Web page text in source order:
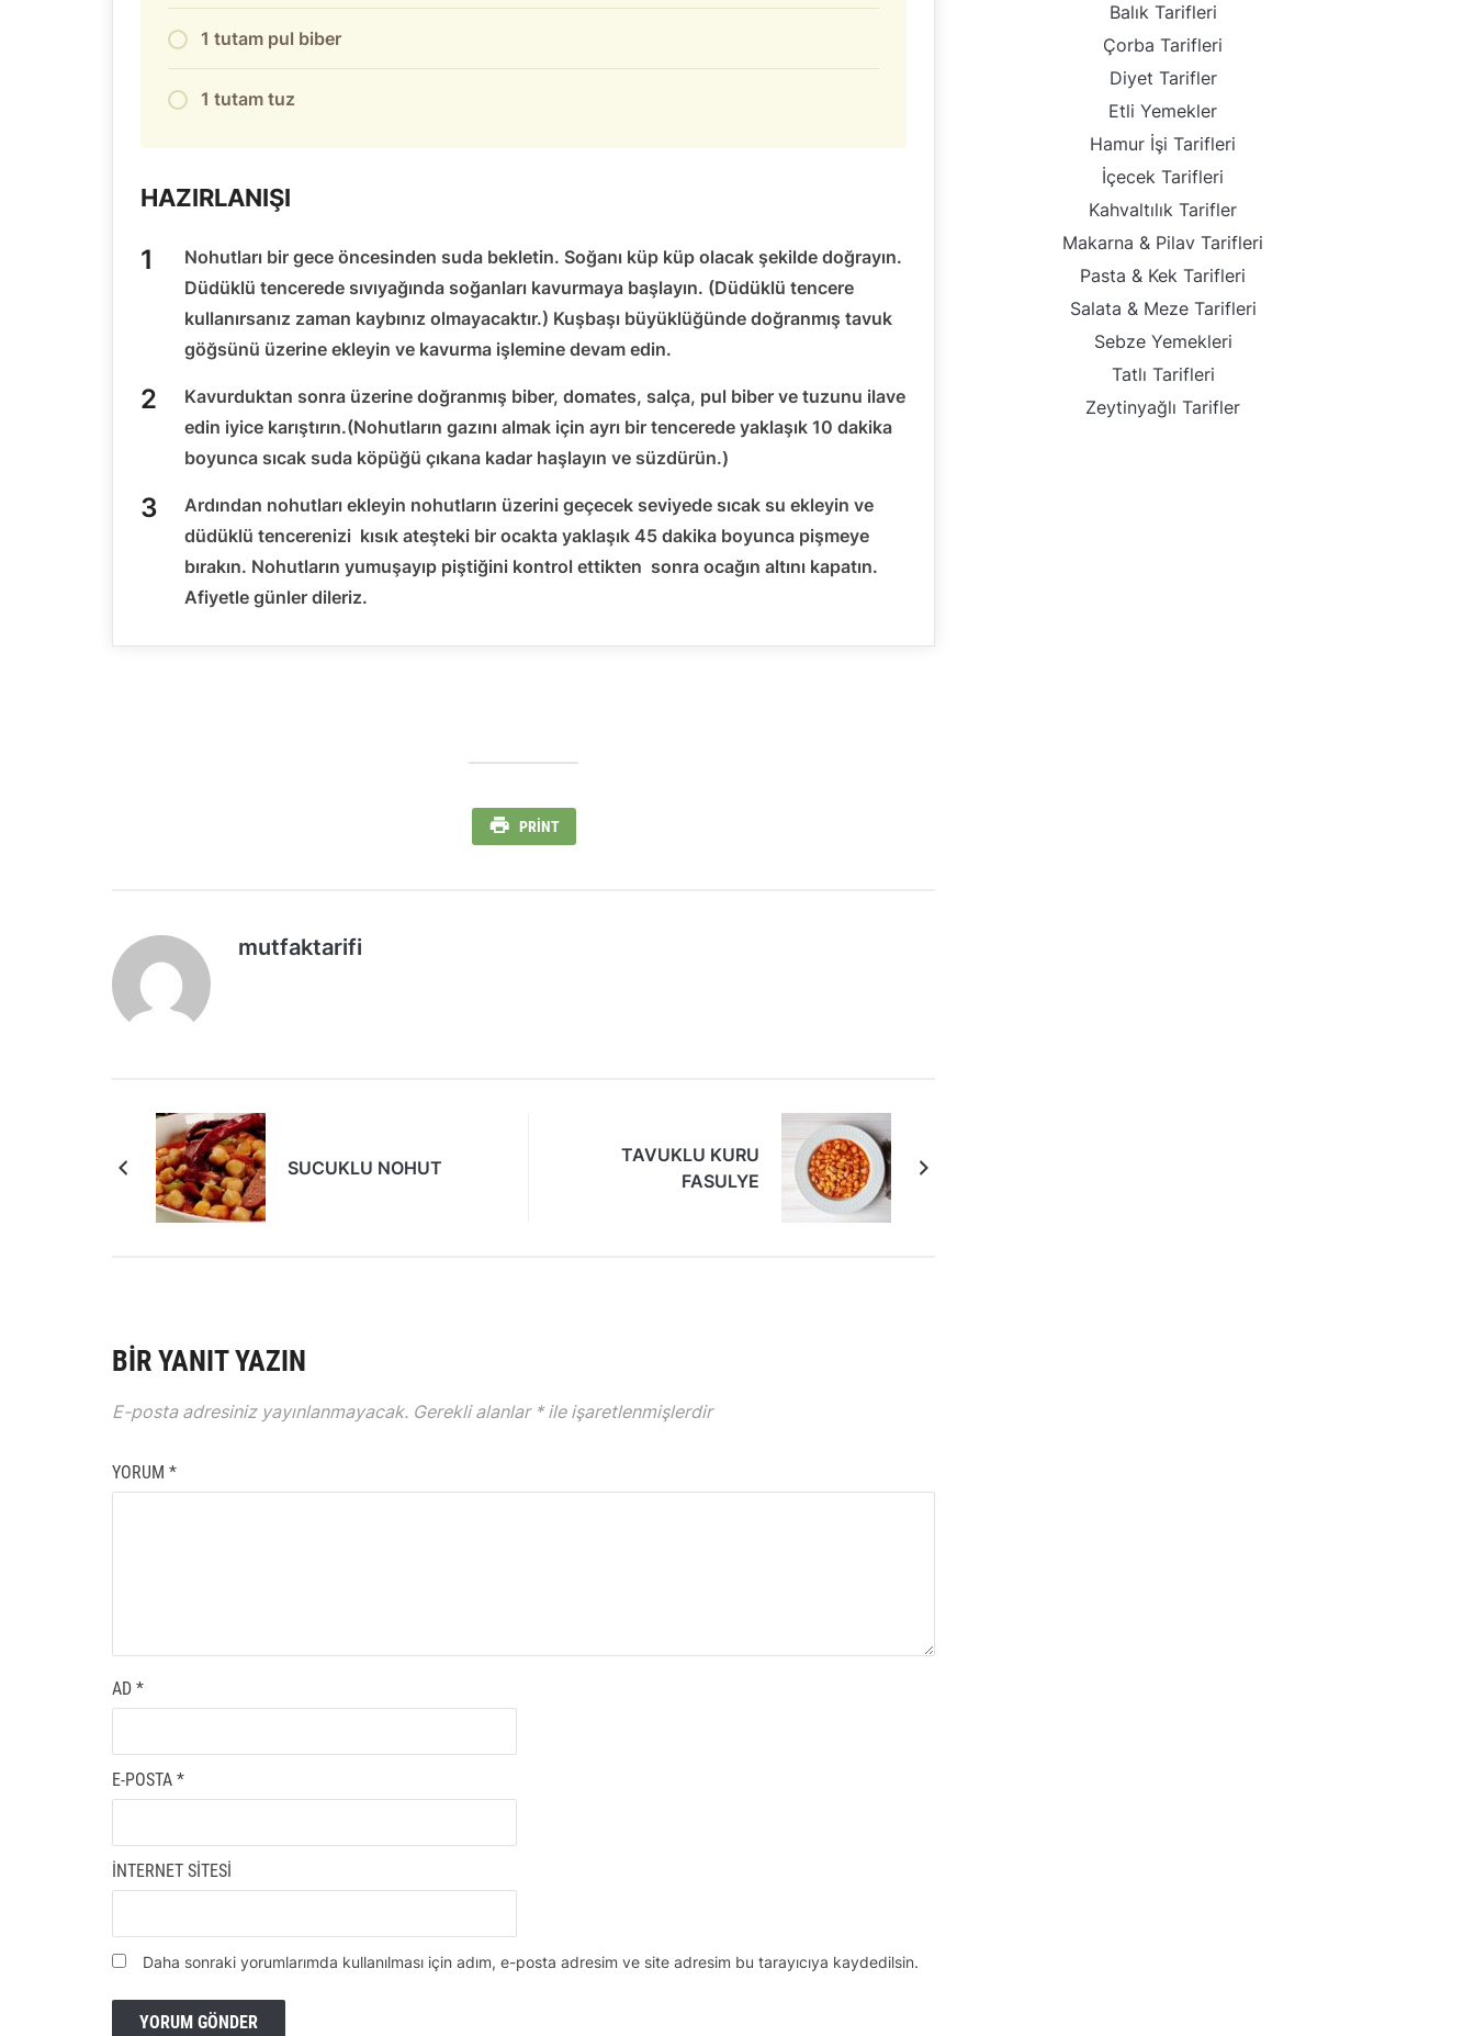
1 tutam pul biber
1 tutam tuz
HAZIRLANIŞI
Nohutları bir gece öncesinden suda bekletin. Soğanı küp küp olacak şekilde doğrayın.
Düdüklü tencerede sıvıyağında soğanları kavurmaya başlayın. (Düdüklü tencere
kullanırsanız zaman kaybınız olmayacaktır.) Kuşbaşı büyüklüğünde doğranmış tavuk
göğsünü üzerine ekleyin ve kavurma işlemine devam edin.
Kavurduktan sonra üzerine doğranmış biber, domates, salça, pul biber ve tuzunu ilave
edin iyice karıştırın.(Nohutların gazını almak için ayrı bir tencerede yaklaşık 10 dakika
boyunca sıcak suda köpüğü çıkana kadar haşlayın ve süzdürün.)
Ardından nohutları ekleyin nohutların üzerini geçecek seviyede sıcak su ekleyin ve
düdüklü tencerenizi kısık ateşteki bir ocakta yaklaşık 45 dakika boyunca pişmeye
bırakın. Nohutların yumuşayıp piştiğini kontrol ettikten sonra ocağın altını kapatın.
Afiyetle günler dileriz.
PRINT
mutfaktarifi
SUCUKLU NOHUT
TAVUKLU KURU
FASULYE
BIR YANIT YAZIN
E-posta adresiniz yayınlanmayacak. Gerekli alanlar *ile işaretlenmişlerdir
YORUM *
AD *
E-POSTA *
İNTERNET SITESI
Daha sonraki yorumlarımda kullanılması için adım, e-posta adresim ve site adresim bu tarayıcıya kaydedilsin.
Balık Tarifleri
Çorba Tarifleri
Diyet Tarifler
Etli Yemekler
Hamur İşi Tarifleri
İçecek Tarifleri
Kahvaltılık Tarifler
Makarna & Pilav Tarifleri
Pasta & Kek Tarifleri
Salata & Meze Tarifleri
Sebze Yemekleri
Tatlı Tarifleri
Zeytinyağlı Tarifler